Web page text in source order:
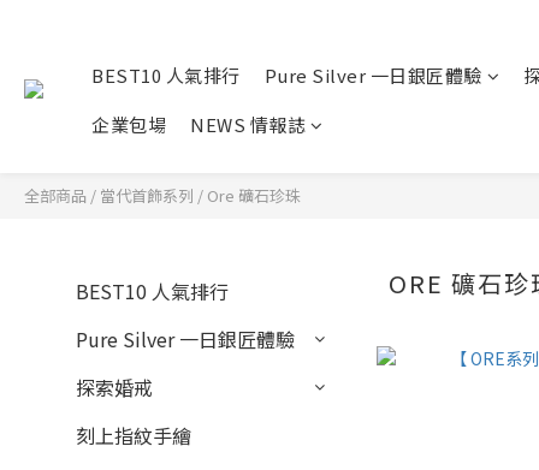
BEST10 人氣排行 Pure Silver 一日銀匠體驗
企業包場
NEWS 情報誌
全部商品 / 當代首飾系列 / Ore 礦石珍珠
BEST10 人氣排行
Pure Silver 一日銀匠體驗
探索婚戒
刻上指紋手繪
ORE 礦石珍